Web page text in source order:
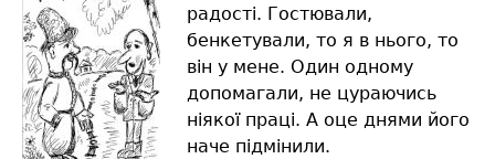
радості. Гостювали,
бенкетували, то я в нього, то
він у мене. Один одному
допомагали, не цураючись
ніякої праці. А оце днями його
наче підмінили.